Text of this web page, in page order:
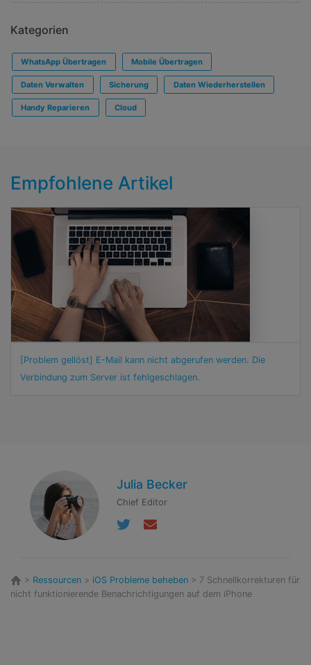
Kategorien
WhatsApp Übertragen Mobile Übertragen
Daten Verwalten Sicherung Daten Wiederherstellen
Handy Reparieren Cloud
Empfohlene Artikel
[Problem gellöst] E-Mail kann nicht abgerufen werden. Die
Verbindung zum Server ist fehlgeschlagen.
Julia Becker
Chief Editor
> Ressourcen > iOS Probleme beheben > 7 Schnellkorrekturen für
nicht funktionierende Benachrichtigungen auf dem iPhone